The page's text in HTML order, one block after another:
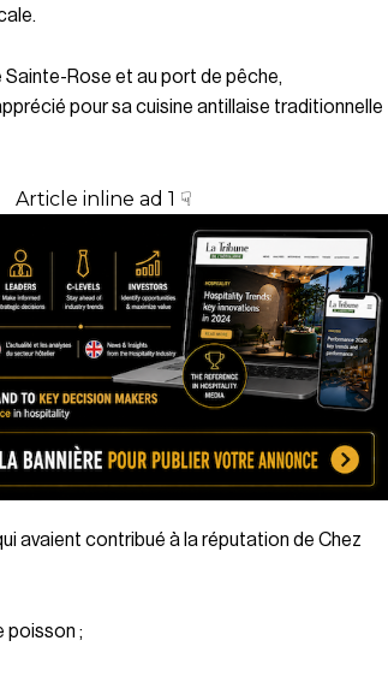
Rose et au port de pêche,
pour sa cuisine antillaise traditionnelle
Article inline ad 1 ☟
avaient contribué à la réputation de Chez
poisson ;